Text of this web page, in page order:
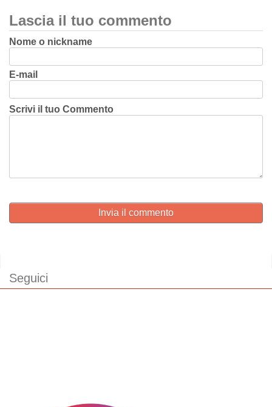
Lascia il tuo commento
Nome o nickname
E-mail
Scrivi il tuo Commento
Invia il commento
Seguici